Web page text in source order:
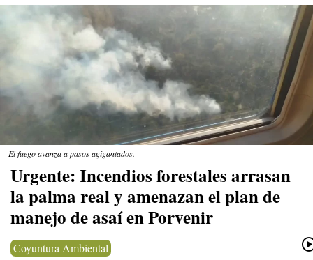
El fuego avanza a pasos agigantados.
Urgente: Incendios forestales arrasan
la palma real y amenazan el plan de
manejo de asaí en Porvenir
Coyuntura Ambiental